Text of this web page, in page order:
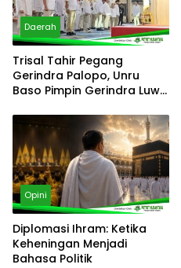
Daerah
Trisal Tahir Pegang
Gerindra Palopo, Unru
Baso Pimpin Gerindra Luwu
Opini
Diplomasi Ihram: Ketika
Keheningan Menjadi
Bahasa Politik